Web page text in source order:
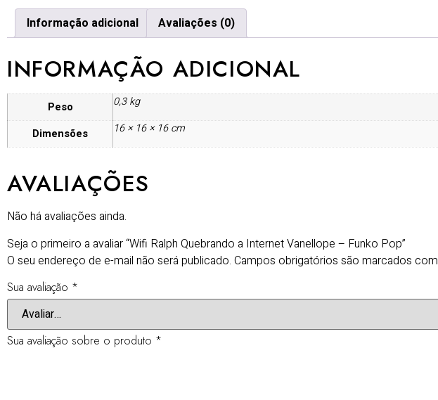
Informação adicional Avaliações (0)
INFORMAÇÃO ADICIONAL
Peso 0,3 kg
Dimensões 16 × 16 × 16 cm
AVALIAÇÕES
Não há avaliações ainda.
Seja o primeiro a avaliar “Wifi Ralph Quebrando a Internet Vanellope – Funko Pop”
O seu endereço de e-mail não será publicado. Campos obrigatórios são marcados com
Sua avaliação *
Sua avaliação sobre o produto *